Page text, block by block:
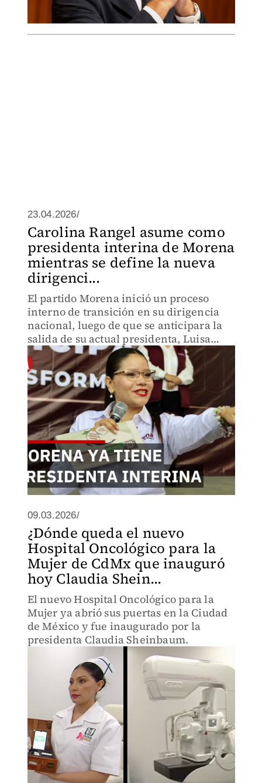
23.04.2026/
Carolina Rangel asume como
presidenta interina de Morena
mientras se define la nueva
dirigenci...
El partido Morena inició un proceso
interno de transición en su dirigencia
nacional, luego de que se anticipara la
salida de su actual presidenta, Luisa
María Alcalde.
09.03.2026/
¿Dónde queda el nuevo
Hospital Oncológico para la
Mujer de CdMx que inauguró
hoy Claudia Shein...
El nuevo Hospital Oncológico para la
Mujer ya abrió sus puertas en la Ciudad
de México y fue inaugurado por la
presidenta Claudia Sheinbaum.